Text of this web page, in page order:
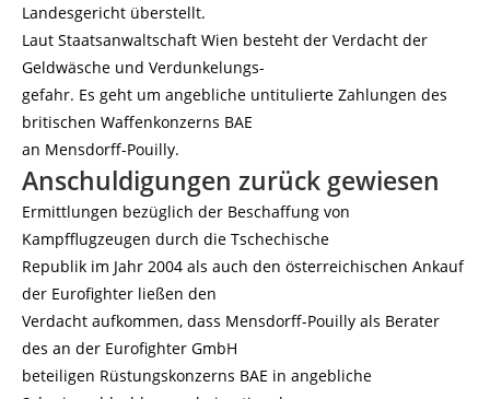
Landesgericht überstellt.
Laut Staatsanwaltschaft Wien besteht der Verdacht der
Geldwäsche und Verdunkelungs-
gefahr. Es geht um angebliche untitulierte Zahlungen des
britischen Waffenkonzerns BAE
an Mensdorff-Pouilly.
Anschuldigungen zurück gewiesen
Ermittlungen bezüglich der Beschaffung von
Kampfflugzeugen durch die Tschechische
Republik im Jahr 2004 als auch den österreichischen Ankauf
der Eurofighter ließen den
Verdacht aufkommen, dass Mensdorff-Pouilly als Berater
des an der Eurofighter GmbH
beteiligen Rüstungskonzerns BAE in angebliche